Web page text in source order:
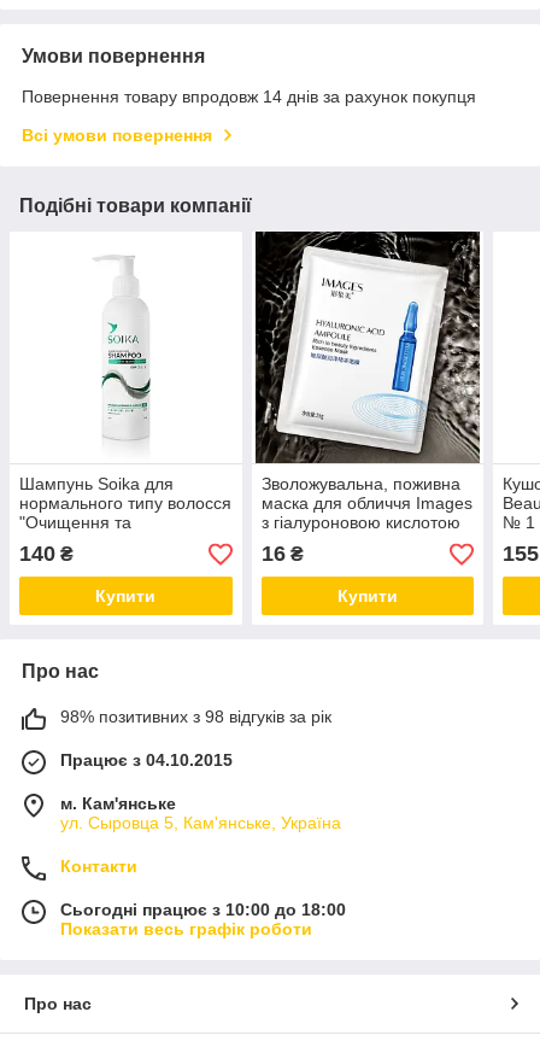
Умови повернення
Повернення товару впродовж 14 днів за рахунок покупця
Всі умови повернення
Подібні товари компанії
Шампунь Soika для
нормального типу волосся
"Очищення та
зволоження" з АНА-
кислотами, пребіотиками,
яблучним оцтом 300 мл
140 ₴
Купити
Зволожувальна, поживна
маска для обличчя Images
з гіалуроновою кислотою
25 g
16₴
Купити
№ 1
155
Про нас
98% позитивних з 98 відгуків за рік
Працює з 04.10.2015
м. Кам'янське
ул. Сыровца 5, Кам'янське, Україна
Контакти
Сьогодні працює з 10:00 до 18:00
Показати весь графік роботи
Про нас